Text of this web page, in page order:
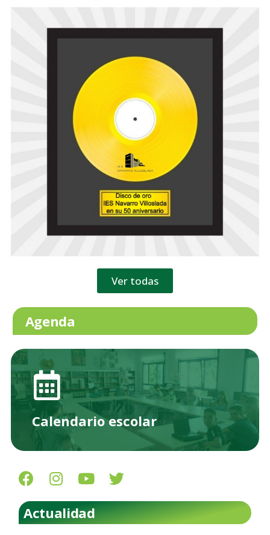
Actualidad
Ver todas
Agenda
Calendario escolar